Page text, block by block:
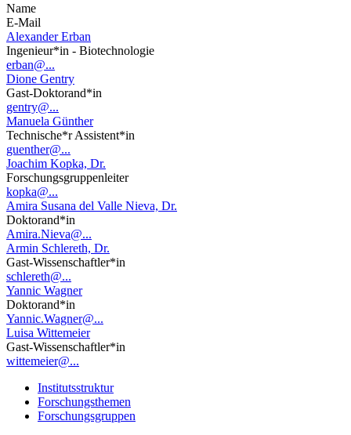
Name
E-Mail
Alexander Erban
Ingenieur*in - Biotechnologie
erban@...
Dione Gentry
Gast-Doktorand*in
gentry@...
Manuela Günther
Technische*r Assistent*in
guenther@...
Joachim Kopka, Dr.
Forschungsgruppenleiter
kopka@...
Amira Susana del Valle Nieva, Dr.
Doktorand*in
Amira.Nieva@...
Armin Schlereth, Dr.
Gast-Wissenschaftler*in
schlereth@...
Yannic Wagner
Doktorand*in
Yannic.Wagner@...
Luisa Wittemeier
Gast-Wissenschaftler*in
wittemeier@...
Institutsstruktur
Forschungsthemen
Forschungsgruppen